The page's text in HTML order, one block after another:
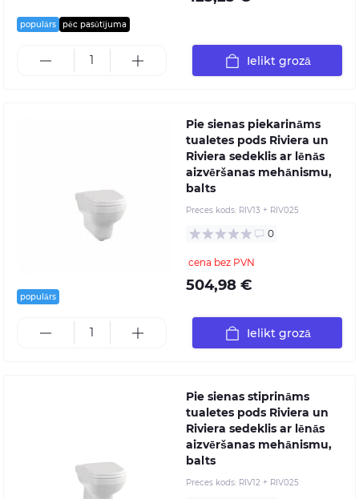
populārs pēc pasūtījuma
Ielikt grozā
populārs
Pie sienas piekarināms
tualetes pods Riviera un
Riviera sedeklis ar lēnās
aizvēršanas mehānismu,
balts
Preces kods: RIV13 + RIV025
0
cena bez PVN
504,98 €
Ielikt grozā
Pie sienas stiprināms
tualetes pods Riviera un
Riviera sedeklis ar lēnās
aizvēršanas mehānismu,
balts
Preces kods: RIV12 + RIV025